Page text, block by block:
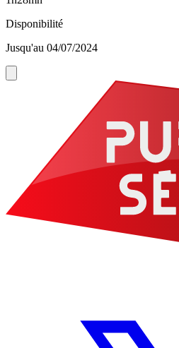
Disponibilité
Jusqu'au 04/07/2024